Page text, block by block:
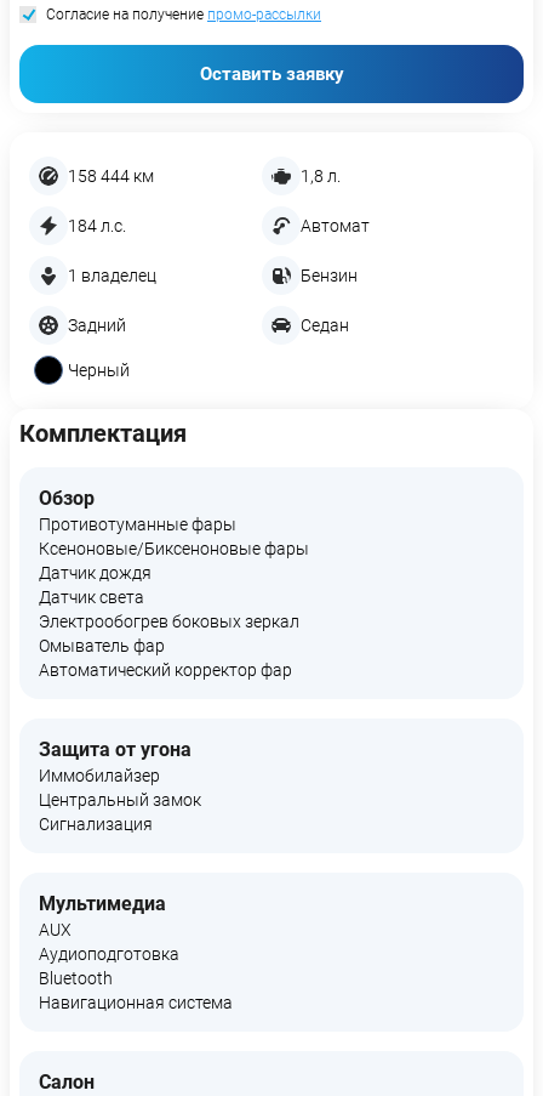
158 444 км 1,8 л.
184 л.с. Автомат
1 владелец Бензин
Задний Седан
Черный
Комплектация
Обзор
Противотуманные фары
Ксеноновые/Биксеноновые фары
Датчик дождя
Датчик света
Электрообогрев боковых зеркал
Омыватель фар
Автоматический корректор фар
Защита от угона
Иммобилайзер
Центральный замок
Сигнализация
Мультимедиа
AUX
Аудиоподготовка
Bluetooth
Навигационная система
Салон
Согласие на получение промо-рассылки
Оставить заявку